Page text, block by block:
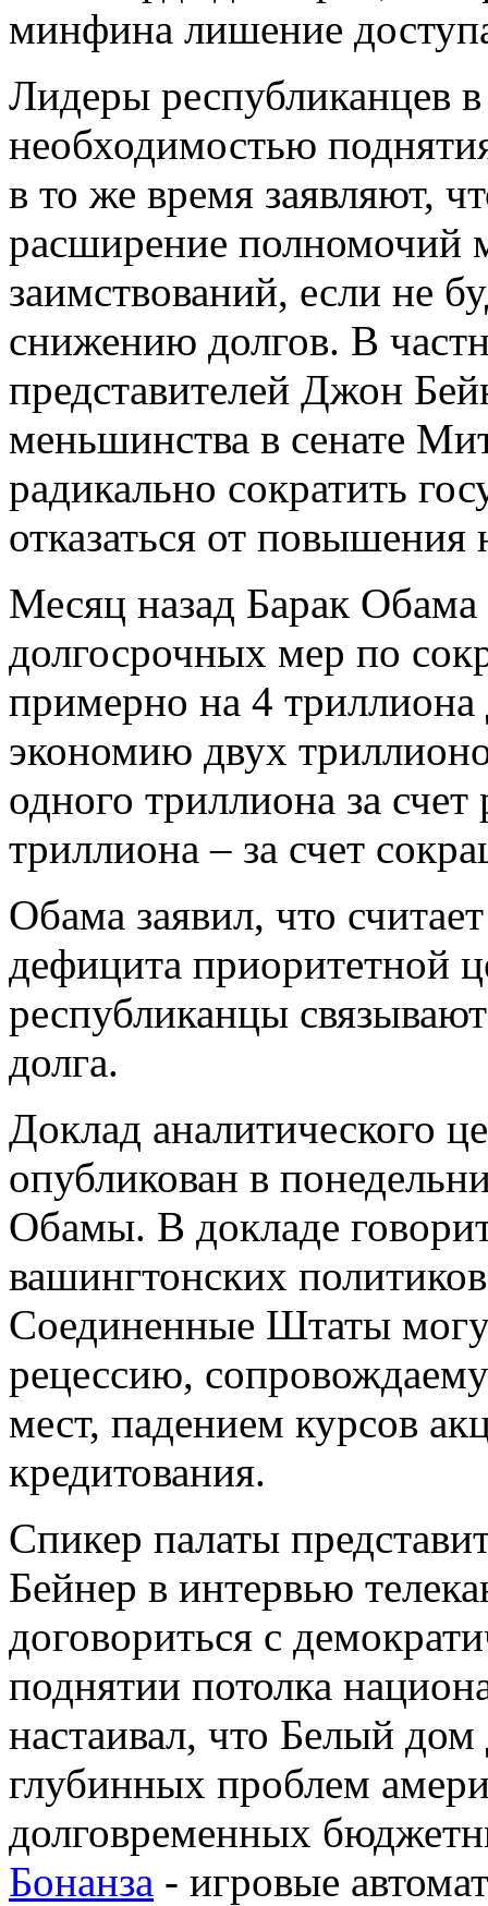
минфина лишение
Лидеры республиканцев в
необходимостью
в то же время заявляют,
расширение полномочий
заимствований, если не
снижению долгов. В
представителей Джон
меньшинства в сенате
радикально сократить
отказаться от повышения
Месяц назад Барак
долгосрочных мер по
примерно на 4 триллиона
экономию двух
одного триллиона за
триллиона – за счет
Обама заявил, что
дефицита приоритетной
республиканцы
долга.
Доклад аналитического
опубликован в
Обамы. В докладе
вашингтонских
Соединенные Штаты
рецессию,
мест, падением курсов
кредитования.
Спикер палаты
Бейнер в интервью
договориться с
поднятии потолка
настаивал, что Белый
глубинных проблем
долговременных
Бонанза - игровые